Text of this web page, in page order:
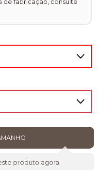
de fabricação, consulte
produto agora